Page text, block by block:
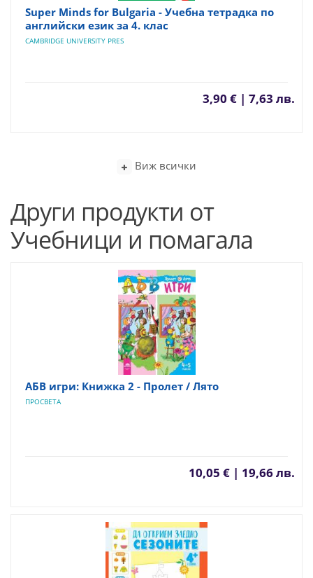
Super Minds for Bulgaria - Учебна тетрадка по
английски език за 4. клас
CAMBRIDGE UNIVERSITY PRES
3,90 € | 7,63 лв.
Виж всички
Други продукти от
Учебници и помагала
АБВ игри: Книжка 2 - Пролет / Лято
ПРОСВЕТА
10,05 € | 19,66 лв.